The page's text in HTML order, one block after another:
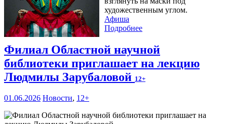
художественным углом.
Афиша
Подробнее
Филиал Областной научной
библиотеки приглашает на лекцию
Людмилы Зарубаловой 12+
01.06.2026 Новости, 12+